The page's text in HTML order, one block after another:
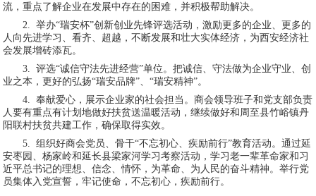
流，重点了解企业在发展中存在的困难，并积极帮助解决。
2. 举办“瑞安杯”创新创业先锋评选活动，激励更多的企业、更多的
人向先进学习、看齐、超越，不断发展和壮大实体经济，为西安经济社
会发展增砖添瓦。
3. 评选“诚信守法先进经营”单位。把诚信、守法做为企业守业、创
业之本，更好的弘扬“瑞安品牌”、“瑞安精神”。
4. 奉献爱心，展示企业家的社会担当。商会领导班子和党支部负责
人要有重点有计划地做好扶贫送温暖活动，继续做好和周至县竹峪镇丹
阳联村扶贫共建工作，确保取得实效。
5. 组织好商会党员、骨干“不忘初心、疾励前行”教育活动。通过延
安枣园、杨家岭和延长县梁家河学习考察活动，学习老一辈革命家和习
近平总书记的理想、信念、情怀，为革命、为人民的奋斗精神。举行党
员集体入党宣誓，牢记使命，不忘初心，疾励前行。